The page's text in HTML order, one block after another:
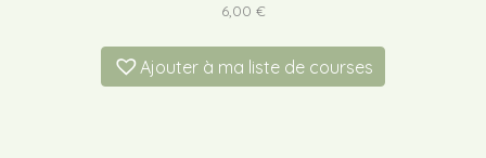
6,00 €
Ajouter à ma liste de courses